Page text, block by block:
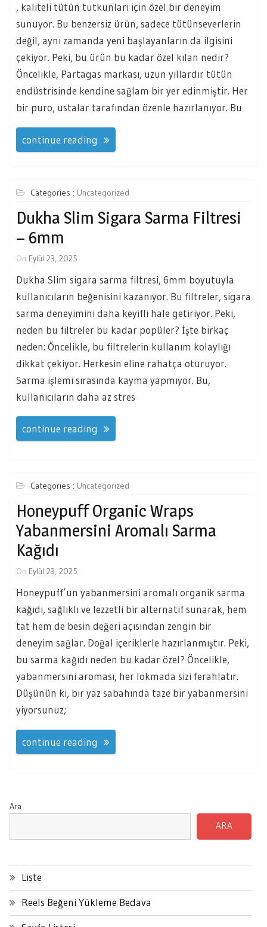
, kaliteli tütün tutkunları için özel bir deneyim
sunuyor. Bu benzersiz ürün, sadece tütünseverlerin
değil, aynı zamanda yeni başlayanların da ilgisini
çekiyor. Peki, bu ürün bu kadar özel kılan nedir?
Öncelikle, Partagas markası, uzun yıllardır tütün
endüstrisinde kendine sağlam bir yer edinmiştir. Her
bir puro, ustalar tarafından özenle hazırlanıyor. Bu
continue reading
Categories : Uncategorized
Dukha Slim Sigara Sarma Filtresi
– 6mm
On Eylül 23, 2025
Dukha Slim sigara sarma filtresi, 6mm boyutuyla
kullanıcıların beğenisini kazanıyor. Bu filtreler, sigara
sarma deneyimini daha keyifli hale getiriyor. Peki,
neden bu filtreler bu kadar popüler? İşte birkaç
neden: Öncelikle, bu filtrelerin kullanım kolaylığı
dikkat çekiyor. Herkesin eline rahatça oturuyor.
Sarma işlemi sırasında kayma yapmıyor. Bu,
kullanıcıların daha az stres
continue reading
Categories : Uncategorized
Honeypuff Organic Wraps
Yabanmersini Aromalı Sarma
Kağıdı
On Eylül 23, 2025
Honeypuff’un yabanmersini aromalı organik sarma
kağıdı, sağlıklı ve lezzetli bir alternatif sunarak, hem
tat hem de besin değeri açısından zengin bir
deneyim sağlar. Doğal içeriklerle hazırlanmıştır. Peki,
bu sarma kağıdı neden bu kadar özel? Öncelikle,
yabanmersini aroması, her lokmada sizi ferahlatır.
Düşünün ki, bir yaz sabahında taze bir yabanmersini
yiyorsunuz;
continue reading
Ara
ARA
Liste
Reels Beğeni Yükleme Bedava